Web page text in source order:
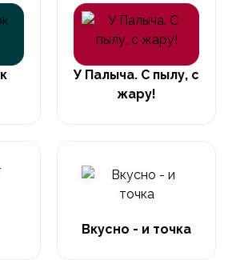
У Палыча. С пылу, с
жару!
Вкусно - и точка